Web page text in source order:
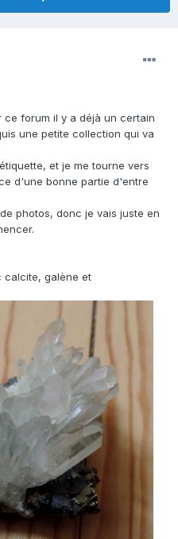
forum il y a déjà un certain
une petite collection qui va
et je me tourne vers
d'une bonne partie d'entre
photos, donc je vais juste en
calcite, galène et